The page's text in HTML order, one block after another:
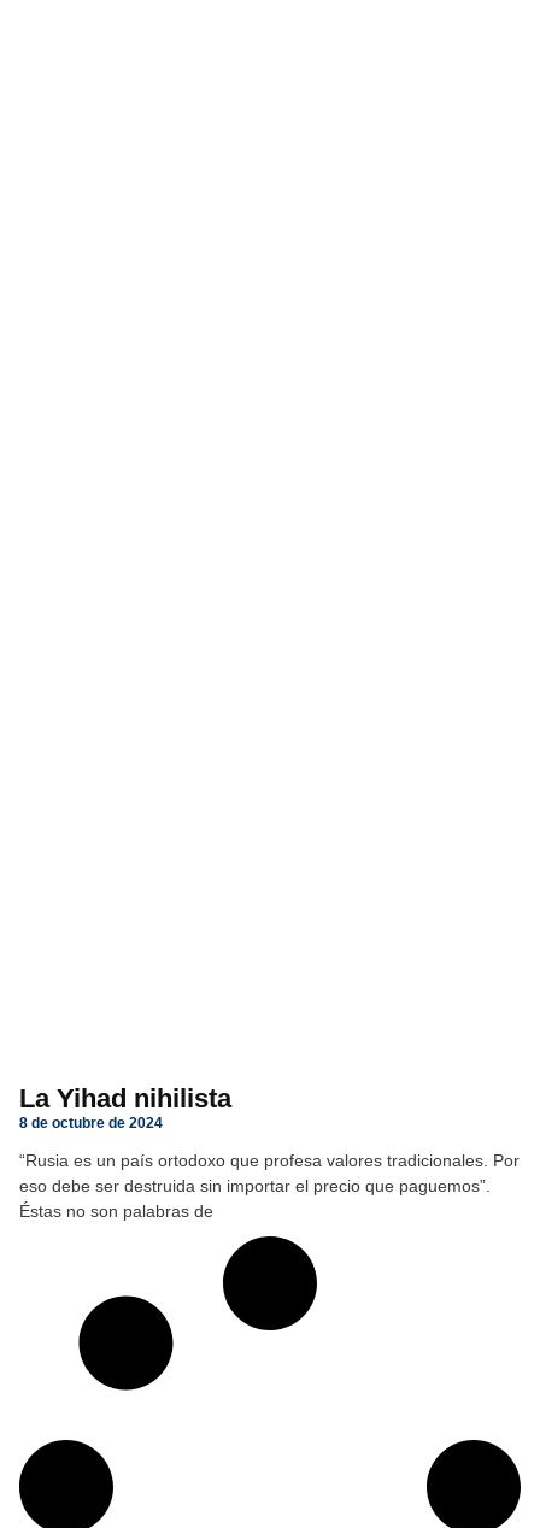
La Yihad nihilista
8 de octubre de 2024
“Rusia es un país ortodoxo que profesa valores tradicionales. Por
eso debe ser destruida sin importar el precio que paguemos”.
Éstas no son palabras de